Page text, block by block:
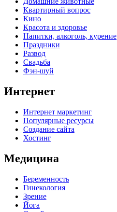
Квартирный вопрос
Кино
Красота и здоровье
Напитки, алкоголь, курение
Праздники
Развод
Свадьба
Фэн-шуй
Интернет
Интернет маркетинг
Популярные ресурсы
Создание сайта
Хостинг
Медицина
Беременность
Гинекология
Зрение
Йога